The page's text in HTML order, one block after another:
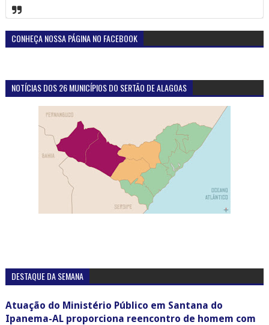
CONHEÇA NOSSA PÁGINA NO FACEBOOK
NOTÍCIAS DOS 26 MUNICÍPIOS DO SERTÃO DE ALAGOAS
DESTAQUE DA SEMANA
Atuação do Ministério Público em Santana do
Ipanema-AL proporciona reencontro de homem com